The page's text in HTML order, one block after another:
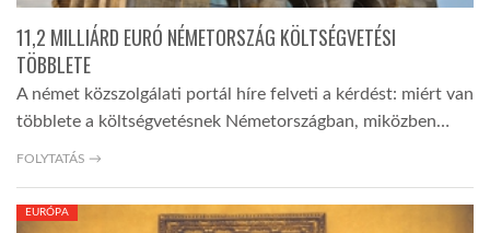
A NAP SZÉPE
LINKTR.EE
GLOBOZSARU
11,2 MILLIÁRD EURÓ NÉMETORSZÁG KÖLTSÉGVETÉSI
TÖBBLETE
A német közszolgálati portál híre felveti a kérdést: miért van
többlete a költségvetésnek Németországban, miközben…
FOLYTATÁS →
EURÓPA